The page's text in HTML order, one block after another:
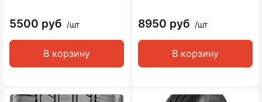
5500 руб /шт
В корзину
8950 руб /шт
В корзину